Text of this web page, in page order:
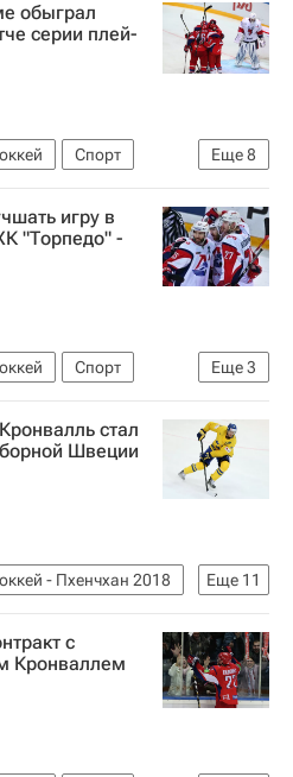
обыграл
серии плей-
Еще8
Спорт
(Ярославль)
Брэндан Козун
игру в
"Торпедо" -
Еще3
Спорт
(Ярославль)
стал
Швеции
Еще 11
- Пхенчхан 2018
игры
с
Кронваллем